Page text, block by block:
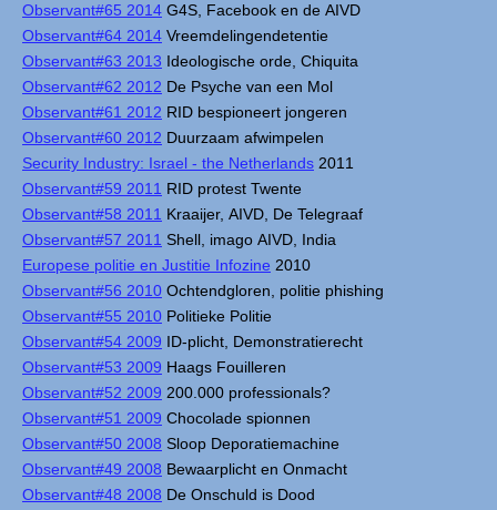
Observant#65 2014 G4S, Facebook en de AIVD
Observant#64 2014 Vreemdelingendetentie
Observant#63 2013 Ideologische orde, Chiquita
Observant#62 2012 De Psyche van een Mol
Observant#61 2012 RID bespioneert jongeren
Observant#60 2012 Duurzaam afwimpelen
Security Industry: Israel - the Netherlands 2011
Observant#59 2011 RID protest Twente
Observant#58 2011 Kraaijer, AIVD, De Telegraaf
Observant#57 2011 Shell, imago AIVD, India
Europese politie en Justitie Infozine 2010
Observant#56 2010 Ochtendgloren, politie phishing
Observant#55 2010 Politieke Politie
Observant#54 2009 ID-plicht, Demonstratierecht
Observant#53 2009 Haags Fouilleren
Observant#52 2009 200.000 professionals?
Observant#51 2009 Chocolade spionnen
Observant#50 2008 Sloop Deporatiemachine
Observant#49 2008 Bewaarplicht en Onmacht
Observant#48 2008 De Onschuld is Dood